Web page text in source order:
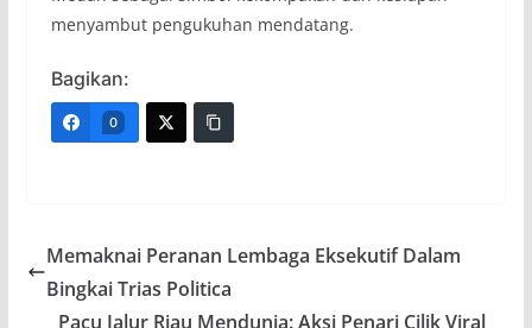
menyambut pengukuhan mendatang.
Bagikan:
0
Memaknai Peranan Lembaga Eksekutif Dalam
Bingkai Trias Politica
Pacu Jalur Riau Mendunia: Aksi Penari Cilik Viral